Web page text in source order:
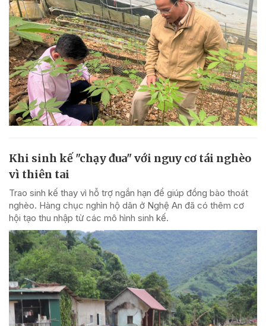
Khi sinh kế "chạy đua" với nguy cơ tái nghèo
vì thiên tai
Trao sinh kế thay vì hỗ trợ ngắn hạn để giúp đồng bào thoát
nghèo. Hàng chục nghìn hộ dân ở Nghệ An đã có thêm cơ
hội tạo thu nhập từ các mô hình sinh kế.